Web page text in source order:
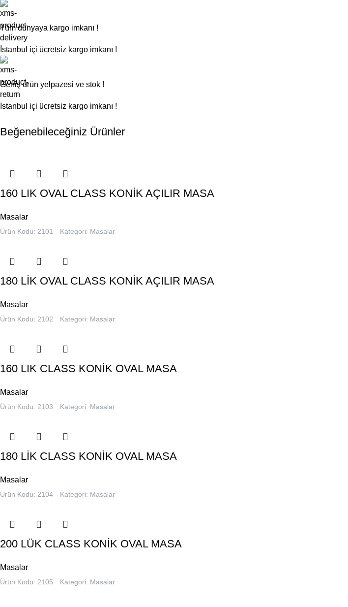
Tüm dünyaya kargo imkanı !
İstanbul içi ücretsiz kargo imkanı !
Geniş ürün yelpazesi ve stok !
İstanbul içi ücretsiz kargo imkanı !
Beğenebileceğiniz Ürünler
160 LIK OVAL CLASS KONİK AÇILIR MASA
Masalar
Ürün Kodu: 2101 Kategori: Masalar
180 LİK OVAL CLASS KONİK AÇILIR MASA
Masalar
Ürün Kodu: 2102 Kategori: Masalar
160 LIK CLASS KONİK OVAL MASA
Masalar
Ürün Kodu: 2103 Kategori: Masalar
180 LİK CLASS KONİK OVAL MASA
Masalar
Ürün Kodu: 2104 Kategori: Masalar
200 LÜK CLASS KONİK OVAL MASA
Masalar
Ürün Kodu: 2105 Kategori: Masalar